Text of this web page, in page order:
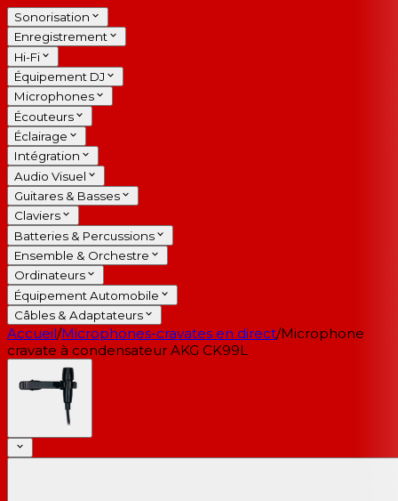
Sonorisation
Enregistrement
Hi-Fi
Équipement DJ
Microphones
Écouteurs
Éclairage
Intégration
Audio Visuel
Guitares & Basses
Claviers
Batteries & Percussions
Ensemble & Orchestre
Ordinateurs
Équipement Automobile
Câbles & Adaptateurs
Accueil/Microphones-cravates en direct/Microphone
cravate à condensateur AKG CK99L